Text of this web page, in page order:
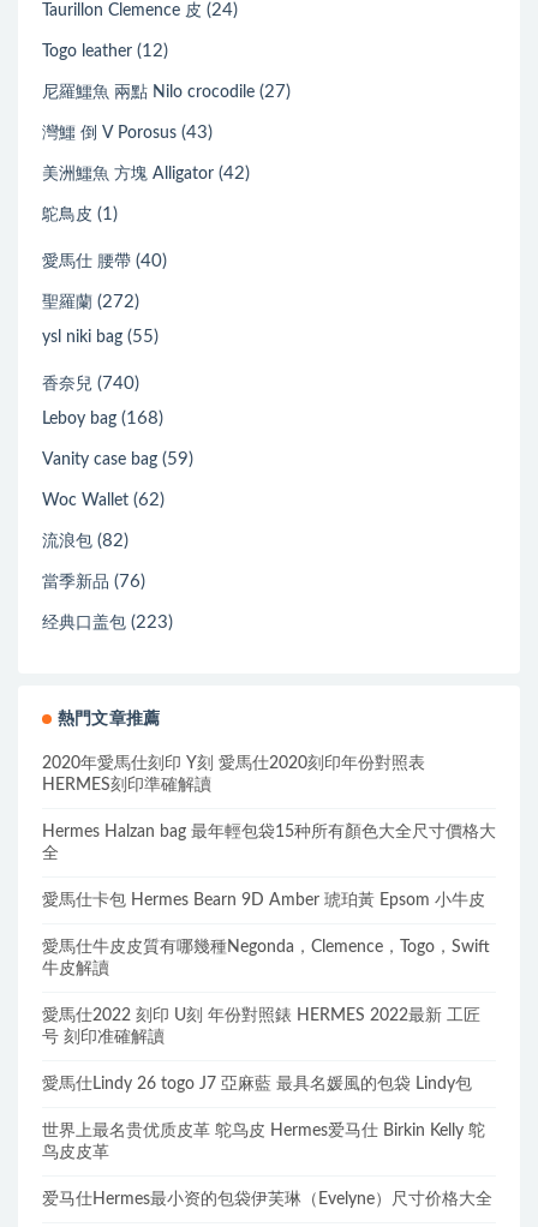
Taurillon Clemence 皮 (24)
Togo leather (12)
尼羅鱷魚 兩點 Nilo crocodile (27)
灣鱷 倒 V Porosus (43)
美洲鱷魚 方塊 Alligator (42)
鴕鳥皮 (1)
愛馬仕 腰帶 (40)
聖羅蘭 (272)
ysl niki bag (55)
香奈兒 (740)
Leboy bag (168)
Vanity case bag (59)
Woc Wallet (62)
流浪包 (82)
當季新品 (76)
经典口盖包 (223)
熱門文章推薦
2020年愛馬仕刻印 Y刻 愛馬仕2020刻印年份對照表
HERMES刻印準確解讀
Hermes Halzan bag 最年輕包袋15种所有顏色大全尺寸價格大
全
愛馬仕卡包 Hermes Bearn 9D Amber 琥珀黃 Epsom 小牛皮
愛馬仕牛皮皮質有哪幾種Negonda，Clemence，Togo，Swift
牛皮解讀
愛馬仕2022 刻印 U刻 年份對照錶 HERMES 2022最新 工匠
号 刻印准確解讀
愛馬仕Lindy 26 togo J7 亞麻藍 最具名媛風的包袋 Lindy包
世界上最名贵优质皮革 鸵鸟皮 Hermes爱马仕 Birkin Kelly 鸵
鸟皮皮革
爱马仕Hermes最小资的包袋伊芙琳（Evelyne）尺寸价格大全